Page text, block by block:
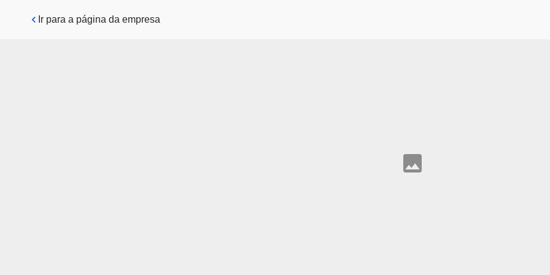
Pular para o conteúdo principal
Ir para a página da empresa